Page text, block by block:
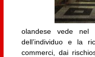
olandese vede nel
dell’individuo e la
commerci, dai